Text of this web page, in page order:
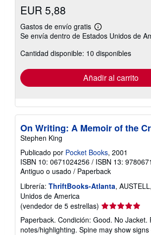
EUR 5,88
Gastos de envío gratis
Más
información
las
tarifas
envío
Se envía dentro de Estados Unidos de
Cantidad disponible: 10 disponibles
Añadir al carrito
On Writing: A Memoir of the
Stephen King
Publicado por Pocket Books, 2001
ISBN 10: 0671024256 / ISBN 13:
Antiguo o usado / Paperback
Librería: ThriftBooks-Atlanta,
Unidos de America
(vendedor de 5 estrellas) Calificación
del
vendedor:
Paperback. Condición: Good. No Jacket.
notes/highlighting. Spine may show signs